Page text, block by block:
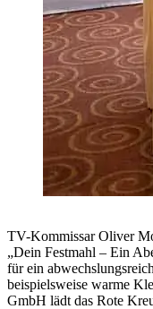
TV-Kommissar Oliver
„Dein Festmahl – Ein
für ein
beispielsweise warme
GmbH lädt das Rote